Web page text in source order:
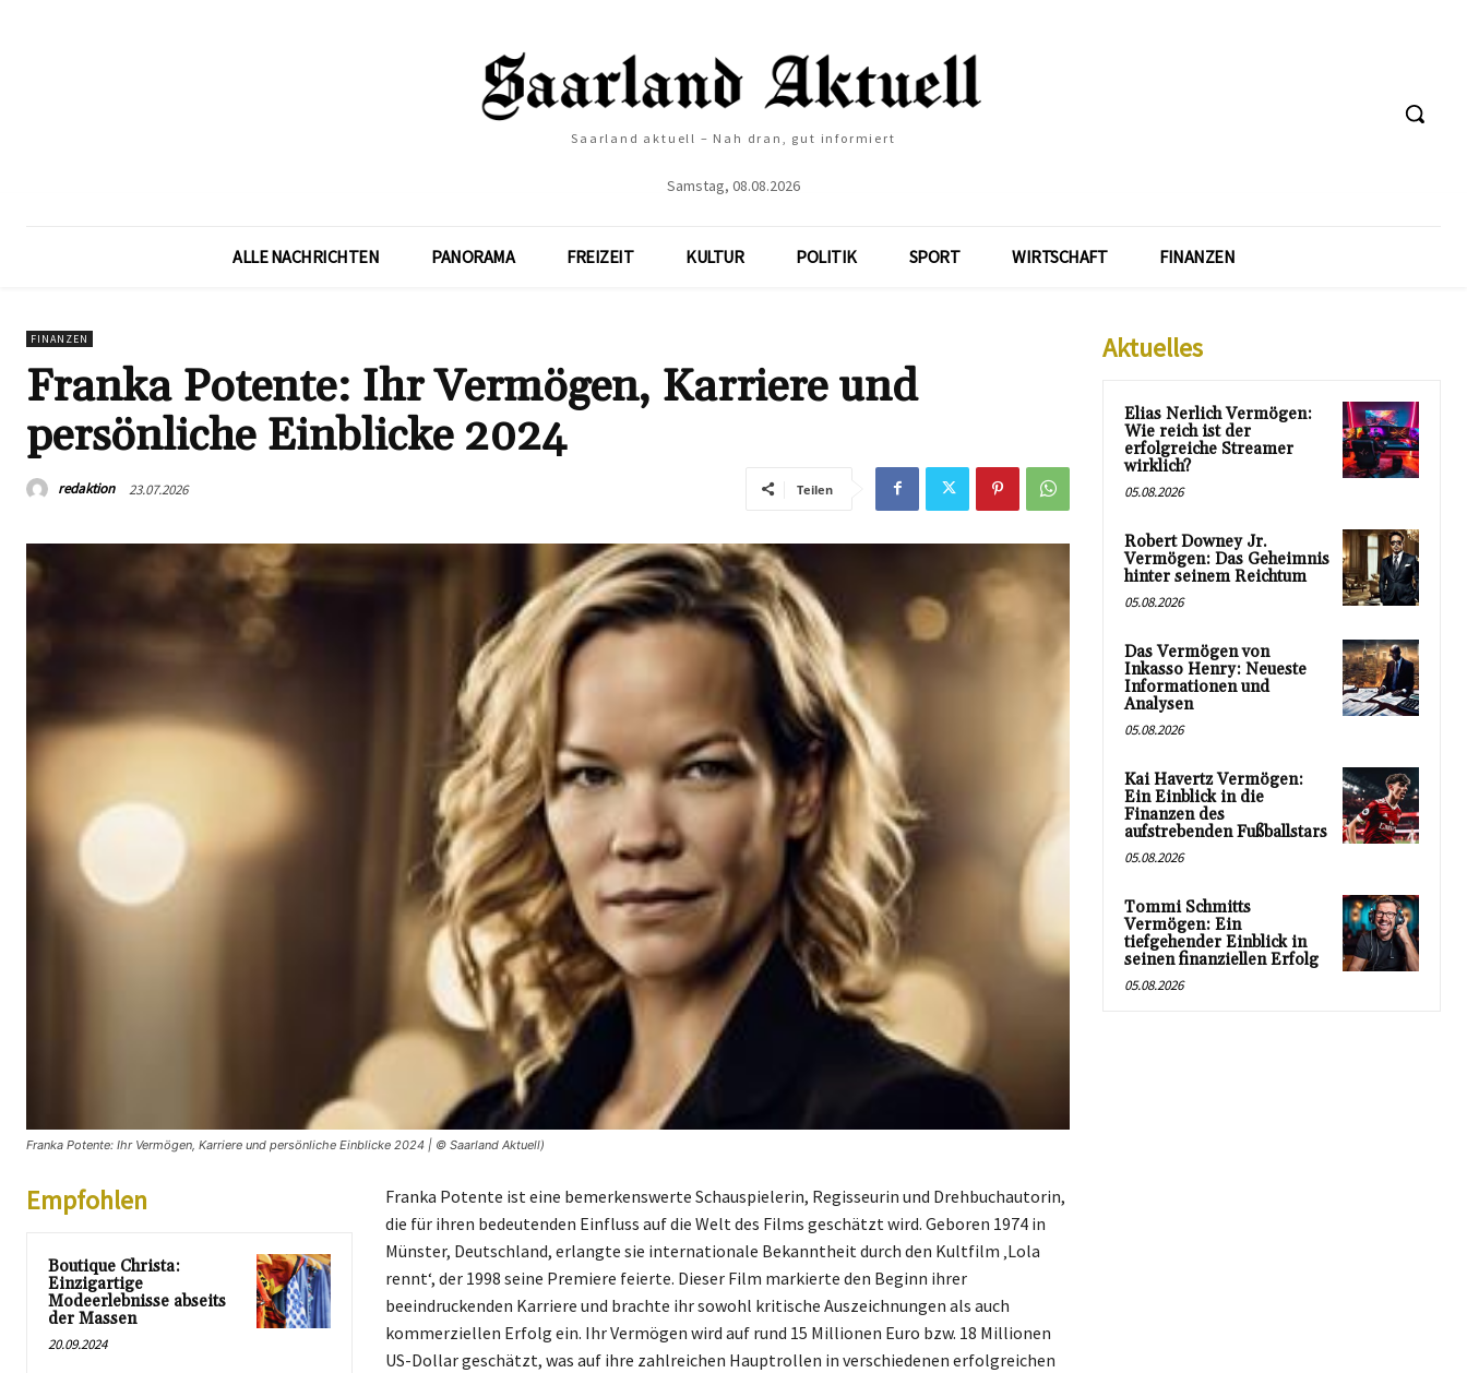
Saarland aktuell – Nah dran, gut informiert
Samstag, 08.08.2026
ALLE NACHRICHTEN PANORAMA FREIZEIT KULTUR POLITIK SPORT WIRTSCHAFT FINANZEN
FINANZEN
Franka Potente: Ihr Vermögen, Karriere und
persönliche Einblicke 2024
redaktion 23.07.2026 Teilen
Franka Potente: Ihr Vermögen, Karriere und persönliche Einblicke 2024 | © Saarland Aktuell)
Empfohlen
Boutique Christa:
Einzigartige
Modeerlebnisse abseits
der Massen
20.09.2024
Franka Potente ist eine bemerkenswerte Schauspielerin, Regisseurin und Drehbuchautorin,
die für ihren bedeutenden Einfluss auf die Welt des Films geschätzt wird. Geboren 1974 in
Münster, Deutschland, erlangte sie internationale Bekanntheit durch den Kultfilm ‚Lola
rennt‘, der 1998 seine Premiere feierte. Dieser Film markierte den Beginn ihrer
beeindruckenden Karriere und brachte ihr sowohl kritische Auszeichnungen als auch
kommerziellen Erfolg ein. Ihr Vermögen wird auf rund 15 Millionen Euro bzw. 18 Millionen
US-Dollar geschätzt, was auf ihre zahlreichen Hauptrollen in verschiedenen erfolgreichen
Aktuelles
Elias Nerlich Vermögen:
Wie reich ist der
erfolgreiche Streamer
wirklich?
05.08.2026
Robert Downey Jr.
Vermögen: Das Geheimnis
hinter seinem Reichtum
05.08.2026
Das Vermögen von
Inkasso Henry: Neueste
Informationen und
Analysen
05.08.2026
Kai Havertz Vermögen:
Ein Einblick in die
Finanzen des
aufstrebenden Fußballstars
05.08.2026
Tommi Schmitts
Vermögen: Ein
tiefgehender Einblick in
seinen finanziellen Erfolg
05.08.2026